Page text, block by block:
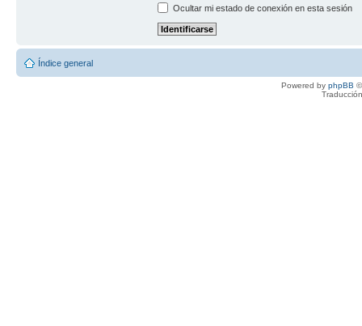
Ocultar mi estado de conexión en esta sesión
Índice general
Powered by phpBB